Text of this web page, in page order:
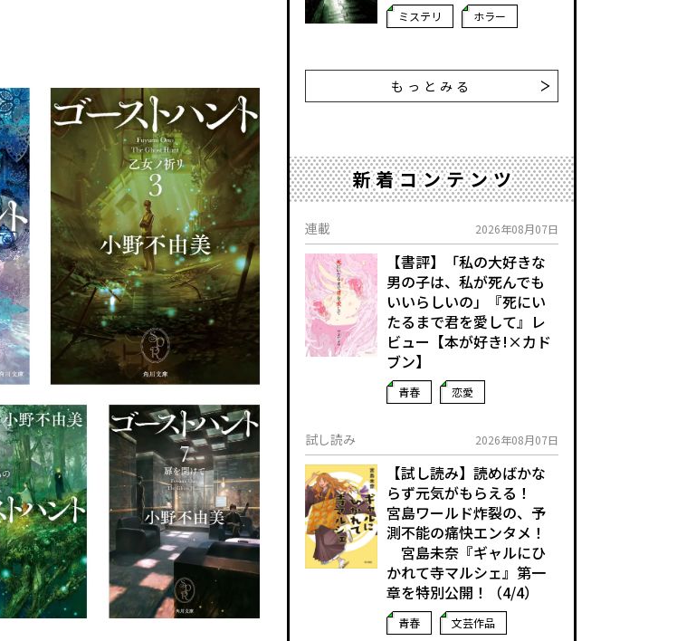
ミステリ ホラー
もっとみる
新着コンテンツ
連載 2026年08月07日
【書評】「私の大好きな
男の子は、私が死んでも
いいらしいの」――『死にい
たるまで君を愛して』レ
ビュー【本が好き!×カド
ブン】
青春 恋愛
試し読み 2026年08月07日
【試し読み】読めばかな
らず元気がもらえる！
宮島ワールド炸裂の、予
測不能の痛快エンタメ！
宮島未奈『ギャルにひ
かれて寺マルシェ』第一
章を特別公開！（4/4）
青春 文芸作品